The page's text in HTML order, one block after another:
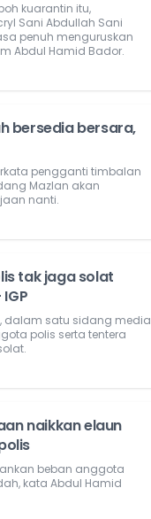
kuarantin itu,
Sani Abdullah Sani
penuh menguruskan
Abdul Hamid Bador.
bersedia bersara,
pengganti timbalan
Mazlan akan
nanti.
tak jaga solat
dalam satu sidang media
polis serta tentera
naikkan elaun
beban anggota
kata Abdul Hamid